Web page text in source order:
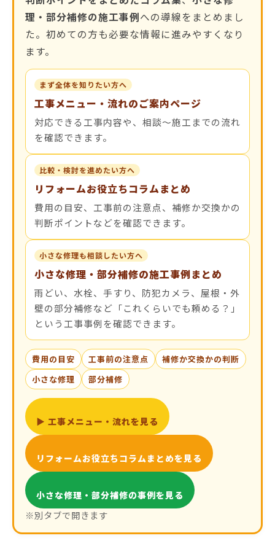
理・部分補修の施工事例への導線をまとめまし
た。初めての方も必要な情報に進みやすくなり
ます。
まず全体を知りたい方へ
工事メニュー・流れのご案内ページ
対応できる工事内容や、相談〜施工までの流れ
を確認できます。
比較・検討を進めたい方へ
リフォームお役立ちコラムまとめ
費用の目安、工事前の注意点、補修か交換かの
判断ポイントなどを確認できます。
小さな修理も相談したい方へ
小さな修理・部分補修の施工事例まとめ
雨どい、水栓、手すり、防犯カメラ、屋根・外
壁の部分補修など「これくらいでも頼める？」
という工事事例を確認できます。
費用の目安 工事前の注意点
補修か交換かの判断
小さな修理
部分補修
▶ 工事メニュー・流れを見る
リフォームお役立ちコラムまとめを見る
小さな修理・部分補修の事例を見る
※別タブで開きます